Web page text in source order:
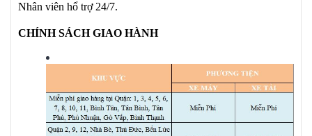
Nhân viên hổ trợ 24/7.
CHÍNH SÁCH GIAO HÀNH